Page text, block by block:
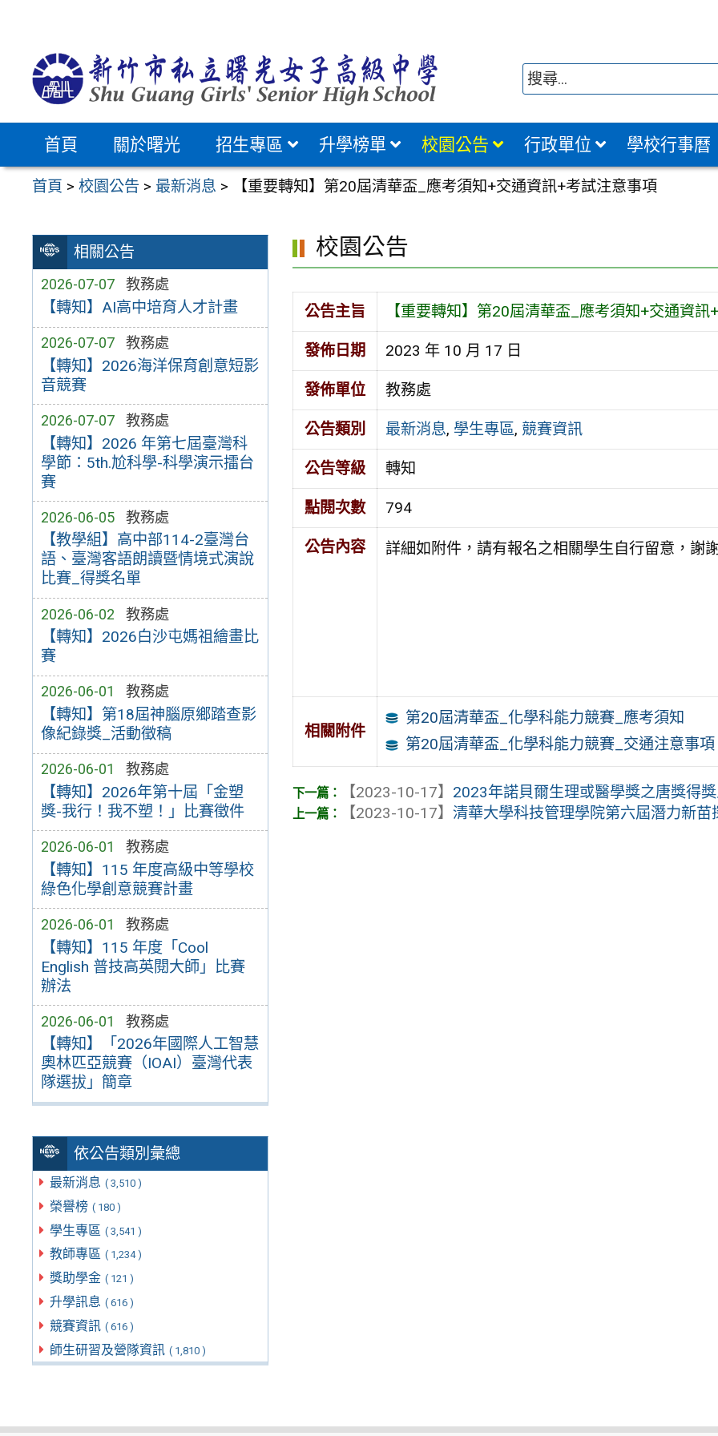
首頁 關於曙光 招生專區 升學榜單 校園公告 行政單位 學校行事曆
首頁 >校園公告 > 最新消息 > 【重要轉知】第20屆清華盃_應考須知+交通資訊+考試注意事項
相關公告
2026-07-07 教務處
【轉知】AI高中培育人才計畫
2026-07-07 教務處
【轉知】2026海洋保育創意短影
音競賽
2026-07-07 教務處
【轉知】2026 年第七屆臺灣科
學節：5th.尬科學-科學演示擂台
賽
2026-06-05 教務處
【教學組】高中部114-2臺灣台
語、臺灣客語朗讀暨情境式演說
比賽_得獎名單
2026-06-02 教務處
【轉知】2026白沙屯媽祖繪畫比
賽
2026-06-01 教務處
【轉知】第18屆神腦原鄉踏查影
像紀錄獎_活動徵稿
2026-06-01 教務處
【轉知】2026年第十屆「金塑
獎-我行！我不塑！」比賽徵件
2026-06-01 教務處
【轉知】115 年度高級中等學校
綠色化學創意競賽計畫
2026-06-01 教務處
【轉知】115 年度「Cool
English 普技高英閱大師」比賽
辦法
2026-06-01 教務處
【轉知】「2026年國際人工智慧
奧林匹亞競賽（IOAI）臺灣代表
隊選拔」簡章
依公告類別彙總
最新消息 ( 3,510 )
榮譽榜 ( 180 )
學生專區 ( 3,541 )
教師專區 ( 1,234 )
獎助學金 ( 121 )
升學訊息 ( 616 )
競賽資訊 ( 616 )
師生研習及營隊資訊 ( 1,810 )
校園公告
公告主旨 【重要轉知】第20屆清華盃_應考須知+交通資訊
發佈日期 2023 年 10 月 17 日
發佈單位 教務處
公告類別 最新消息, 學生專區, 競賽資訊
公告等級 轉知
點閱次數 794
公告內容 詳細如附件，請有報名之相關學生自行留意，謝
相關附件
第20屆清華盃_化學科能力競賽_應考須知
第20屆清華盃_化學科能力競賽_交通注意事項
【2023-10-17】 2023年諾貝爾生理或醫學獎之唐獎得
【2023-10-17】清華大學科技管理學院第六屆潛力新苗